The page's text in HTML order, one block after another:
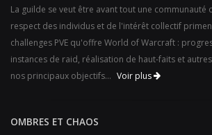
La guilde se veut être avant tout une communauté
respect des individus et de l'intérêt collectif
challenges PVE qu'offre World of Warcraft :
instances de raid, réalisation de haut-faits et
nos principaux objectifs... Voir plus
OMBRES ET CHAOS